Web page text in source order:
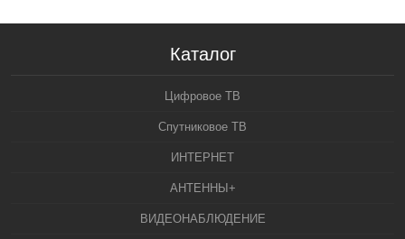
Каталог
Цифровое ТВ
Спутниковое ТВ
ИНТЕРНЕТ
АНТЕННЫ+
ВИДЕОНАБЛЮДЕНИЕ